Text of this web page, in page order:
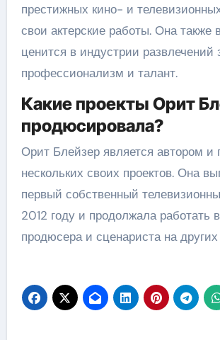
престижных кино- и
свои актерские работы. Она также
ценится в индустрии развлечений
профессионализм и талант.
Какие проекты Орит
продюсировала?
Орит Блейзер является автором и
нескольких своих проектов. Она
первый собственный
2012 году и продолжала работать
продюсера и сценариста на других